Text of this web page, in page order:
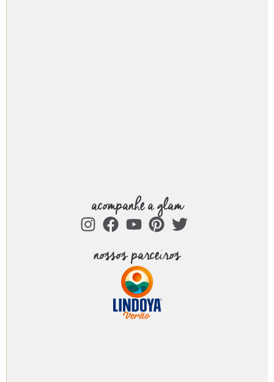
acompanhe a glam
nossos parceiros